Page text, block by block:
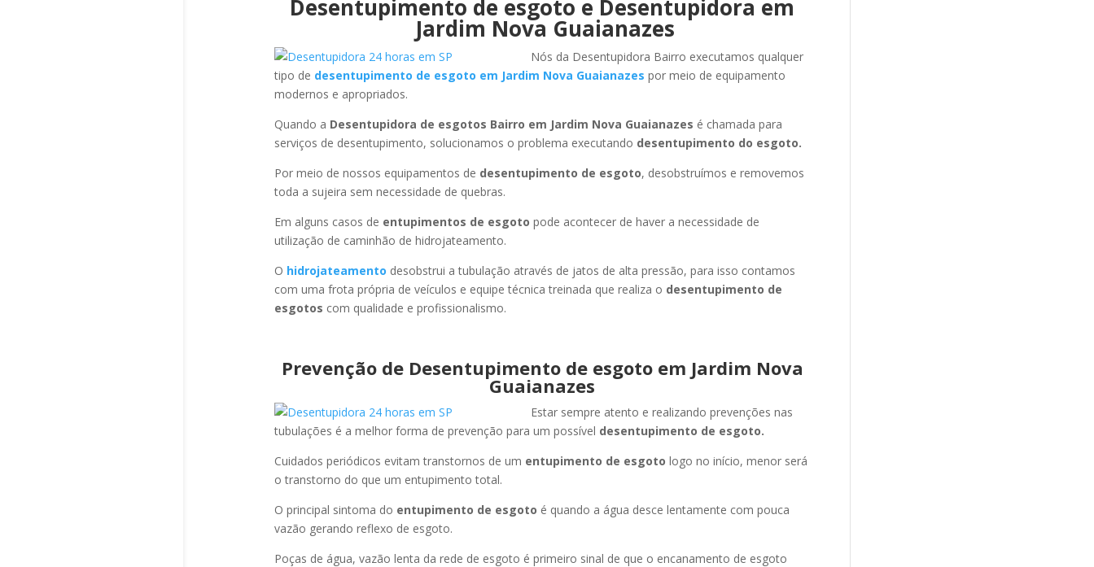
Desentupimento de esgoto e Desentupidora em
Jardim Nova Guaianazes
Nós da Desentupidora Bairro executamos qualquer
tipo de desentupimento de esgoto em Jardim Nova Guaianazes por meio de equipamento
modernos e apropriados.
Quando a Desentupidora de esgotos Bairro em Jardim Nova Guaianazes é chamada para
serviços de desentupimento, solucionamos o problema executando desentupimento do esgoto.
Por meio de nossos equipamentos de desentupimento de esgoto, desobstruímos e removemos
toda a sujeira sem necessidade de quebras.
Em alguns casos de entupimentos de esgoto pode acontecer de haver a necessidade de
utilização de caminhão de hidrojateamento.
O hidrojateamento desobstrui a tubulação através de jatos de alta pressão, para isso contamos
com uma frota própria de veículos e equipe técnica treinada que realiza o desentupimento de
esgotos com qualidade e profissionalismo.
Prevenção de Desentupimento de esgoto em Jardim Nova
Guaianazes
Estar sempre atento e realizando prevenções nas
tubulações é a melhor forma de prevenção para um possível desentupimento de esgoto.
Cuidados periódicos evitam transtornos de um entupimento de esgoto logo no início, menor será
o transtorno do que um entupimento total.
O principal sintoma do entupimento de esgoto é quando a água desce lentamente com pouca
vazão gerando reflexo de esgoto.
Poças de água, vazão lenta da rede de esgoto é primeiro sinal de que o encanamento de esgoto